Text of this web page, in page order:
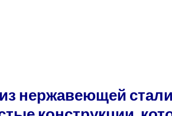
нержавеющей